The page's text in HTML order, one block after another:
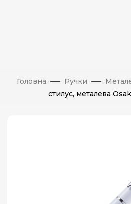
Головна Ручки
стилус, металева